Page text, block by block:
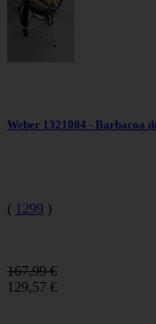
Weber 1321004 - Barbacoa
( 1299 )
167,99 €
129,57 €